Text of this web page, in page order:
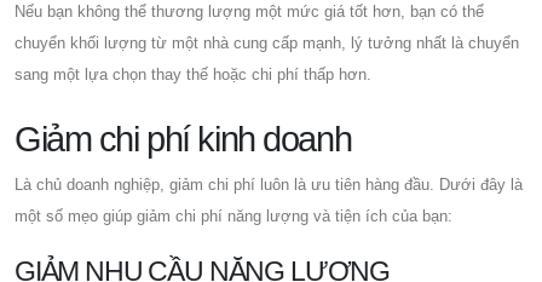
Nếu bạn không thể thương lượng một mức giá tốt hơn, bạn có thể
chuyển khối lượng từ một nhà cung cấp mạnh, lý tưởng nhất là chuyển
sang một lựa chọn thay thế hoặc chi phí thấp hơn.
Giảm chi phí kinh doanh
Là chủ doanh nghiệp, giảm chi phí luôn là ưu tiên hàng đầu. Dưới đây là
một số mẹo giúp giảm chi phí năng lượng và tiện ích của bạn:
GIẢM NHU CẦU NĂNG LƯỢNG